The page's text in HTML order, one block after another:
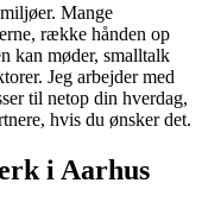
Mange
række hånden op
kan møder, smalltalk
Jeg arbejder med
til netop din hverdag,
hvis du ønsker det.
i Aarhus